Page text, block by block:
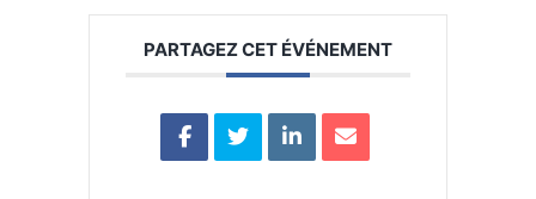
PARTAGEZ CET ÉVÉNEMENT